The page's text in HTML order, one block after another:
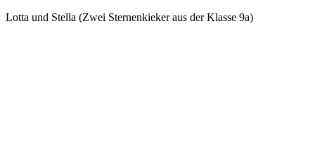
Lotta und Stella (Zwei Sternenkieker aus der Klasse 9a)